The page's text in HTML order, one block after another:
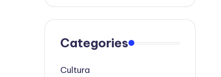
Categories
Cultura